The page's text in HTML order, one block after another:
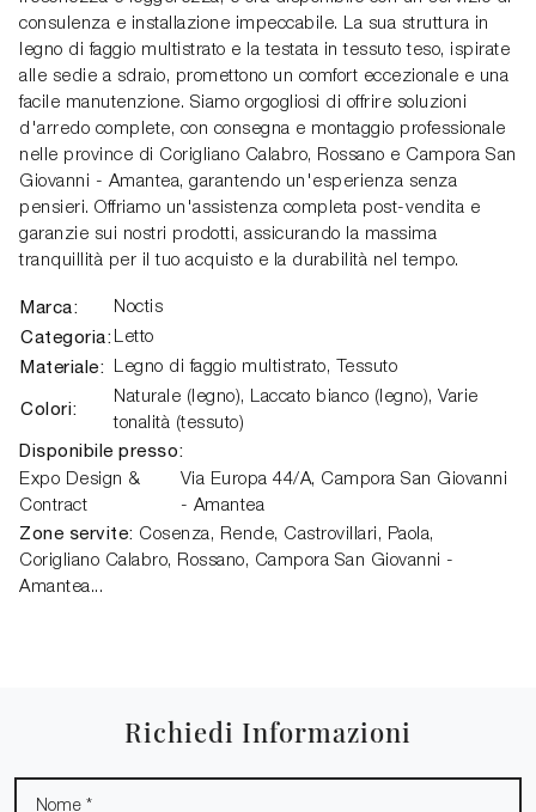
consulenza e installazione impeccabile. La sua struttura in
legno di faggio multistrato e la testata in tessuto teso, ispirate
alle sedie a sdraio, promettono un comfort eccezionale e una
facile manutenzione. Siamo orgogliosi di offrire soluzioni
d'arredo complete, con consegna e montaggio professionale
nelle province di Corigliano Calabro, Rossano e Campora San
Giovanni - Amantea, garantendo un'esperienza senza
pensieri. Offriamo un'assistenza completa post-vendita e
garanzie sui nostri prodotti, assicurando la massima
tranquillità per il tuo acquisto e la durabilità nel tempo.
Marca: Noctis
Categoria: Letto
Materiale: Legno di faggio multistrato, Tessuto
Colori:
Naturale (legno), Laccato bianco (legno), Varie
tonalità (tessuto)
Disponibile presso:
Expo Design &
Contract
Via Europa 44/A, Campora San Giovanni
- Amantea
Zone servite: Cosenza, Rende, Castrovillari, Paola,
Corigliano Calabro, Rossano, Campora San Giovanni -
Amantea...
Richiedi Informazioni